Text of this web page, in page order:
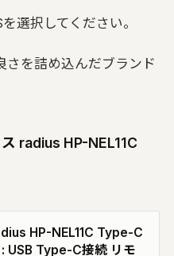
選択してください。
さを詰め込んだブランド
radius HP-NEL11C
HP-NEL11C Type-C
USB Type-C接続 リモ